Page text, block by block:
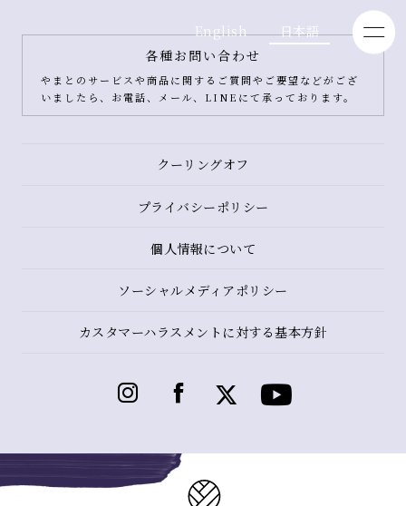
English
日本語
各種お問い合わせ
やまとのサービスや商品に関するご質問やご要望などがござ
いましたら、お電話、メール、LINEにて承っております。
クーリングオフ
プライバシーポリシー
個人情報について
ソーシャルメディアポリシー
カスタマーハラスメントに対する基本方針